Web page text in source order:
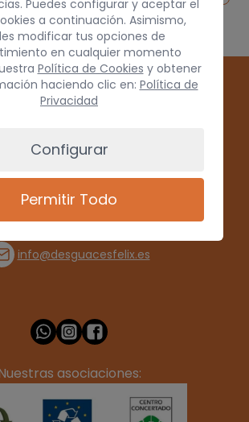
(+34) 928 715008
info@desguacesfelix.es
asociaciones:
Puedes configurar y aceptar el
a continuación. Asimismo,
modificar tus opciones de
en cualquier momento
Política de Cookies y obtener
haciendo clic en: Política de
Privacidad
Configurar
Permitir Todo